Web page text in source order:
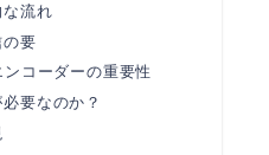
流れ
の要
コーダーの重要性
要なのか？